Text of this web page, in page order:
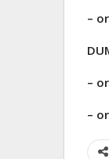
–
–
–